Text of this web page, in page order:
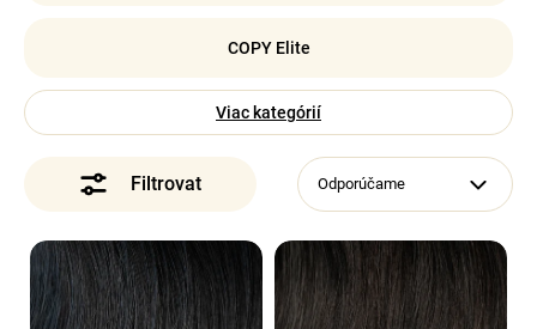
COPY Elite
OFINY Elite
Príslušenstvo
Viac kategórií
Odporúčame
V
ý
p
á
?